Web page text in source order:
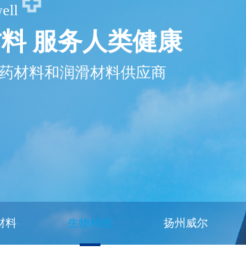
服务人类健康
材料和润滑材料供应商
料 生物科技 扬州威尔